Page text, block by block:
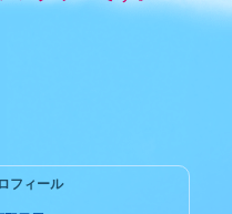
フィール